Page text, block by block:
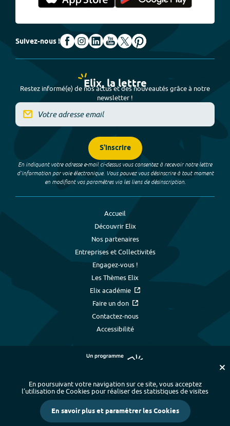
Suivez-nous !
Elix, la lettre
Restez informé(e) de nos actus et des nouveautés grâce à notre
newsletter !
S'inscrire
En indiquant votre adresse e-mail ci-dessus vous consentez à recevoir notre lettre
d’information par voie électronique. Vous pouvez vous désinscrire à tout moment
en modifiant vos paramètres via les liens de désinscription.
Accueil
Découvrir Elix
Nos partenaires
Entreprises et Collectivités
Engagez-vous !
Les Thèmes Elix
Elix académie
Faire un don
Contactez-nous
Accessibilité
Plan du site - Index alphabétique
-
Mentions légales et données personnelles
- Paramétrer les cookies
Crédits
En poursuivant votre navigation sur ce site, vous acceptez
l’utilisation de Cookies pour réaliser des statistiques de visites
En savoir plus et paramétrer les Cookies